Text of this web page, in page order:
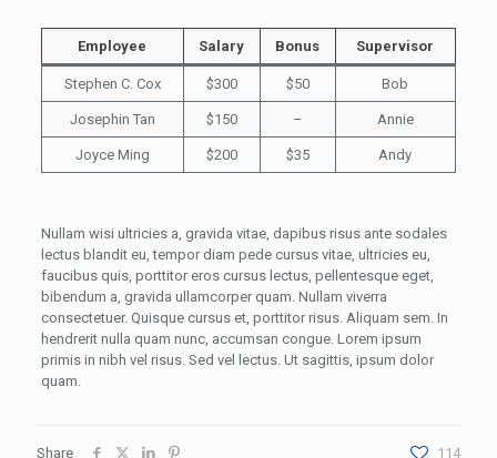
Employee Salary Bonus Supervisor
Stephen C. Cox $300 $50 Bob
Josephin Tan $150 – Annie
Joyce Ming $200 $35 Andy
Nullam wisi ultricies a, gravida vitae, dapibus risus ante sodales
lectus blandit eu, tempor diam pede cursus vitae, ultricies eu,
faucibus quis, porttitor eros cursus lectus, pellentesque eget,
bibendum a, gravida ullamcorper quam. Nullam viverra
consectetuer. Quisque cursus et, porttitor risus. Aliquam sem. In
hendrerit nulla quam nunc, accumsan congue. Lorem ipsum
primis in nibh vel risus. Sed vel lectus. Ut sagittis, ipsum dolor
quam.
Share 114